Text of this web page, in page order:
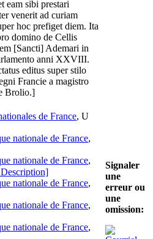
eam sibi prestari
venerit ad curiam
hoc prefiget diem. Ita
domino de Cellis
[Sancti] Ademari in
anni XXVIII.
editus super stilo
Francie a magistro
Brolio.]
de France, U
nationale de France,
nationale de France,
nationale de France,
nationale de France,
nationale de France,
Signaler
une
erreur ou
une
omission: